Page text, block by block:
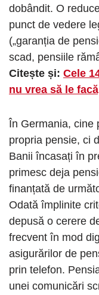
dobândit. O
punct de vedere
(„garanția de
scad, pensiile
Citește și: Cele
nu vrea să le
În Germania, cine
propria pensie, ci
Banii încasați în
primesc deja
finanțată de
Odată împlinite
depusă o cerere
frecvent în mod
asigurărilor de
prin telefon.
unei comunicări